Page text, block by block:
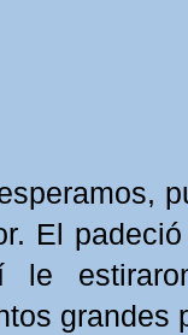
El
le
grandes